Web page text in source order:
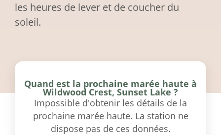
les heures de lever et de coucher du
soleil.
Quand est la prochaine marée haute à
Wildwood Crest, Sunset Lake ?
Impossible d'obtenir les détails de la
prochaine marée haute. La station ne
dispose pas de ces données.